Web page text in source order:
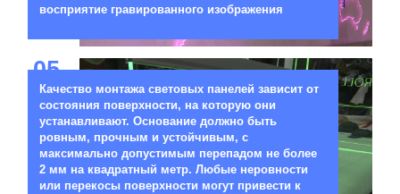
восприятие гравированного изображения
05
Качество монтажа световых панелей зависит от
состояния поверхности, на которую они
устанавливают. Основание должно быть
ровным, прочным и устойчивым, с
максимально допустимым перепадом не более
2 мм на квадратный метр. Любые неровности
или перекосы поверхности могут привести к